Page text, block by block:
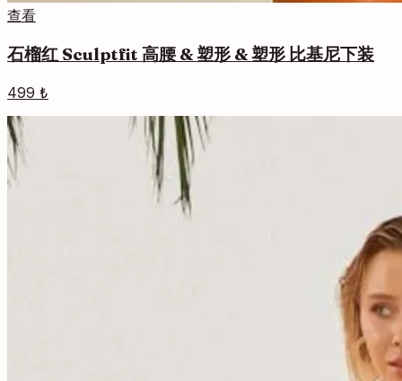
查看
石榴红 Sculptfit 高腰 & 塑形 & 塑形 比基尼下装
499 ₺